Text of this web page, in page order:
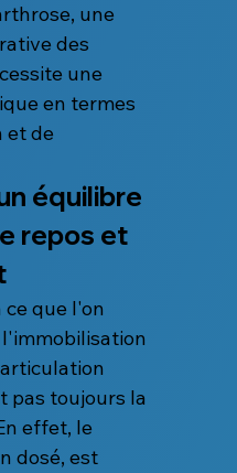
une
des
une
en termes
et de
équilibre
repos et
que l'on
pas toujours la
effet, le
dosé, est